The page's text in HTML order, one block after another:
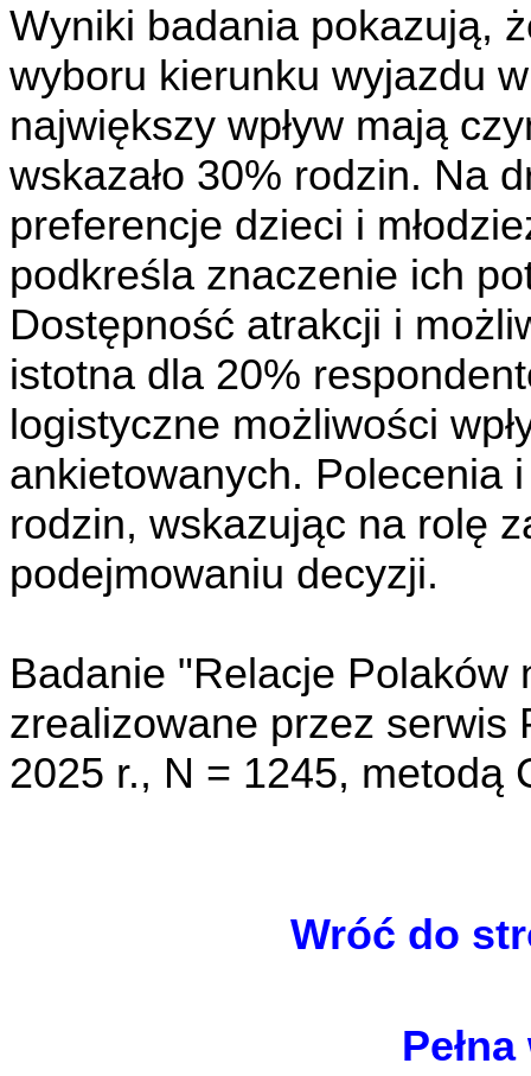
Wyniki badania pokazują,
wyboru kierunku wyjazdu
największy wpływ mają
wskazało 30% rodzin. Na
preferencje dzieci i
podkreśla znaczenie ich
Dostępność atrakcji i
istotna dla 20%
logistyczne możliwości
ankietowanych. Polecenia
rodzin, wskazując na rolę
podejmowaniu decyzji.
Badanie "Relacje Polaków
zrealizowane przez serwis
2025 r., N = 1245, metodą
Wróć do